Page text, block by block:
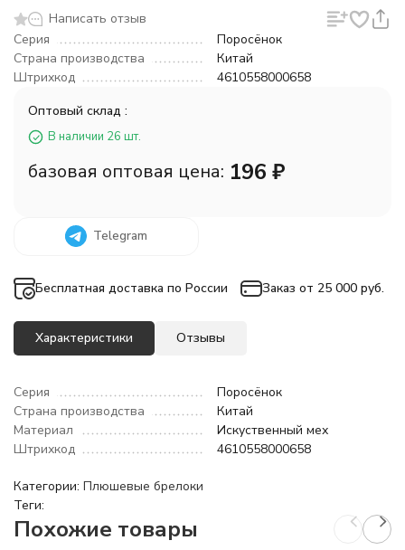
Написать отзыв
Серия
Поросёнок
Страна производства
Китай
Штрихкод
4610558000658
Оптовый склад :
В наличии 26 шт.
базовая оптовая цена: 196 ₽
Telegram
Бесплатная доставка по России Заказ от 25 000 руб.
Характеристики Отзывы
Серия
Поросёнок
Страна производства
Китай
Материал
Искуственный мех
Штрихкод
4610558000658
Категории: Плюшевые брелоки
Теги:
Похожие товары